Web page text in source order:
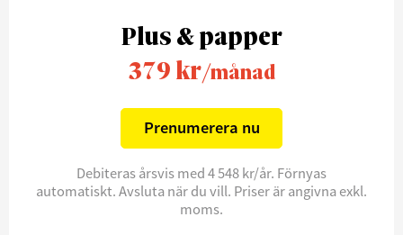
Plus & papper
379 kr/månad
Prenumerera nu
Debiteras årsvis med 4 548 kr/år. Förnyas
automatiskt. Avsluta när du vill. Priser är angivna exkl.
moms.